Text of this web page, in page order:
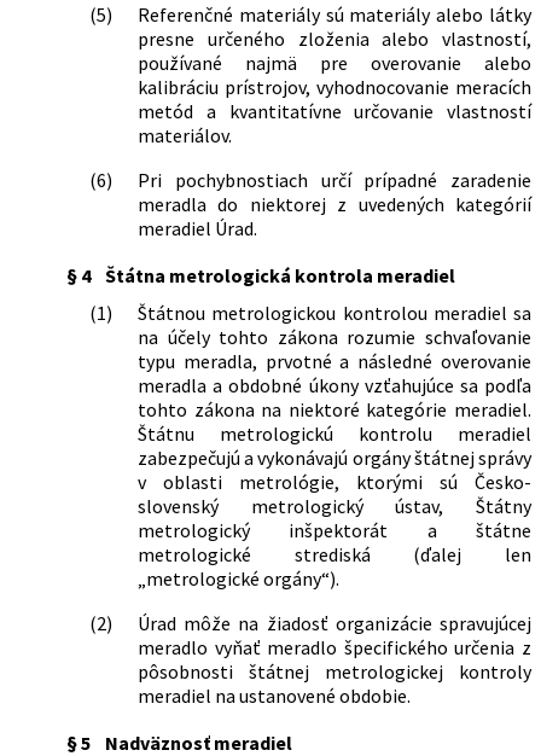
(5)
Referenčné materiály sú materiály alebo látky
presne určeného zloženia alebo vlastností,
používané najmä pre overovanie alebo
kalibráciu prístrojov, vyhodnocovanie meracích
metód a kvantitatívne určovanie vlastností
materiálov.
(6)
Pri pochybnostiach určí prípadné zaradenie
meradla do niektorej z uvedených kategórií
meradiel Úrad.
§ 4 Štátna metrologická kontrola meradiel
(1)
Štátnou metrologickou kontrolou meradiel sa
na účely tohto zákona rozumie schvaľovanie
typu meradla, prvotné a následné overovanie
meradla a obdobné úkony vzťahujúce sa podľa
tohto zákona na niektoré kategórie meradiel.
Štátnu metrologickú kontrolu meradiel
zabezpečujú a vykonávajú orgány štátnej správy
v oblasti metrológie, ktorými sú Česko-
slovenský metrologický ústav, Štátny
metrologický inšpektorát a štátne
metrologické strediská (ďalej len
„metrologické orgány“).
(2)
Úrad môže na žiadosť organizácie spravujúcej
meradlo vyňať meradlo špecifického určenia z
pôsobnosti štátnej metrologickej kontroly
meradiel na ustanovené obdobie.
§ 5
Nadväznosť meradiel